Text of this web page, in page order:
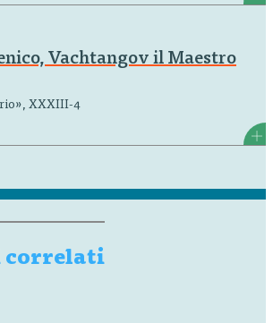
Vachtangov il Maestro
XXXIII-4
correlati